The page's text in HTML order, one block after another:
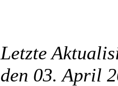
Letzte
den 03. April